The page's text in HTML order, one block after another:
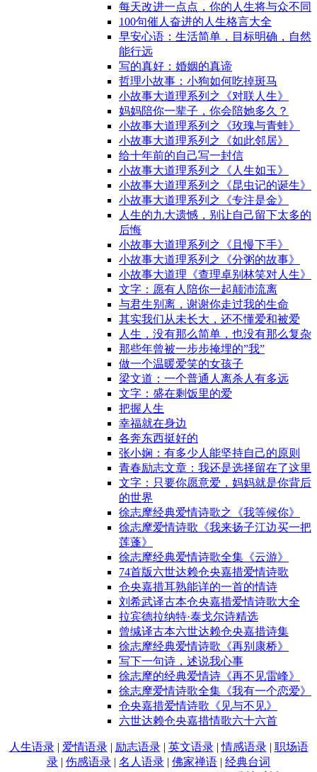
每天改进一点点，你的人生将与众不同
100句催人奋进的人生格言大全
早安心语：生活简单，目标明确，自然
能行远
写的真好：婚姻的真谛
哲理小故事：小狗如何吃掉斑马
小故事大道理系列之《对联人生》
妈妈陪你一辈子，你会陪她多久？
小故事大道理系列之《玫瑰与青蛙》
小故事大道理系列之《如此邻居》
给十年前的自己写一封信
小故事大道理系列之《人生如玉》
小故事大道理系列之《昆虫记的诞生》
小故事大道理系列之《专注是金》
人生的九大遗憾，别让自己留下太多的
后悔
小故事大道理系列之《且慢下手》
小故事大道理系列之《分粥的故事》
小故事大道理《查理卓别林笑对人生》
文字：愿有人陪你一起颠沛流离
与君生别离，谢谢你走过我的生命
其实我们从未长大，还不懂爱和被爱
人生，没有那么简单，也没有那么复杂
那些年曾被一步步掩埋的”我”
做一个温暖爱笑的女孩子
梁文道：一个普通人离杀人有多远
文字：盛在剩饭里的爱
把握人生
幸福就在身边
各奔东西挺好的
张小娴：有多少人能坚持自己的原则
青春励志文章：我还是选择留在了这里
文字：只要你愿意爱，妈妈就是你背后
的世界
徐志摩经典爱情诗歌之《我等候你》
徐志摩爱情诗歌《我来扬子江边买一把
莲蓬》
徐志摩经典爱情诗歌全集《云游》
74首版六世达赖仓央嘉措爱情诗歌
仓央嘉措耳熟能详的一首的情诗
刘希武译古本仓央嘉措爱情诗歌大全
拉宾德拉纳特·泰戈尔诗精选
曾缄译古本六世达赖仓央嘉措诗集
徐志摩经典爱情诗歌《再别康桥》
写下一句诗，述说我心事
徐志摩的经典爱情诗《再不见雷峰》
徐志摩爱情诗歌全集《我有一个恋爱》
仓央嘉措爱情诗歌《见与不见》
六世达赖仓央嘉措情歌六十六首
人生语录| 爱情语录| 励志语录| 英文语录|情感语录| 职场语
录 | 伤感语录 | 名人语录 | 佛家禅语 | 经典台词